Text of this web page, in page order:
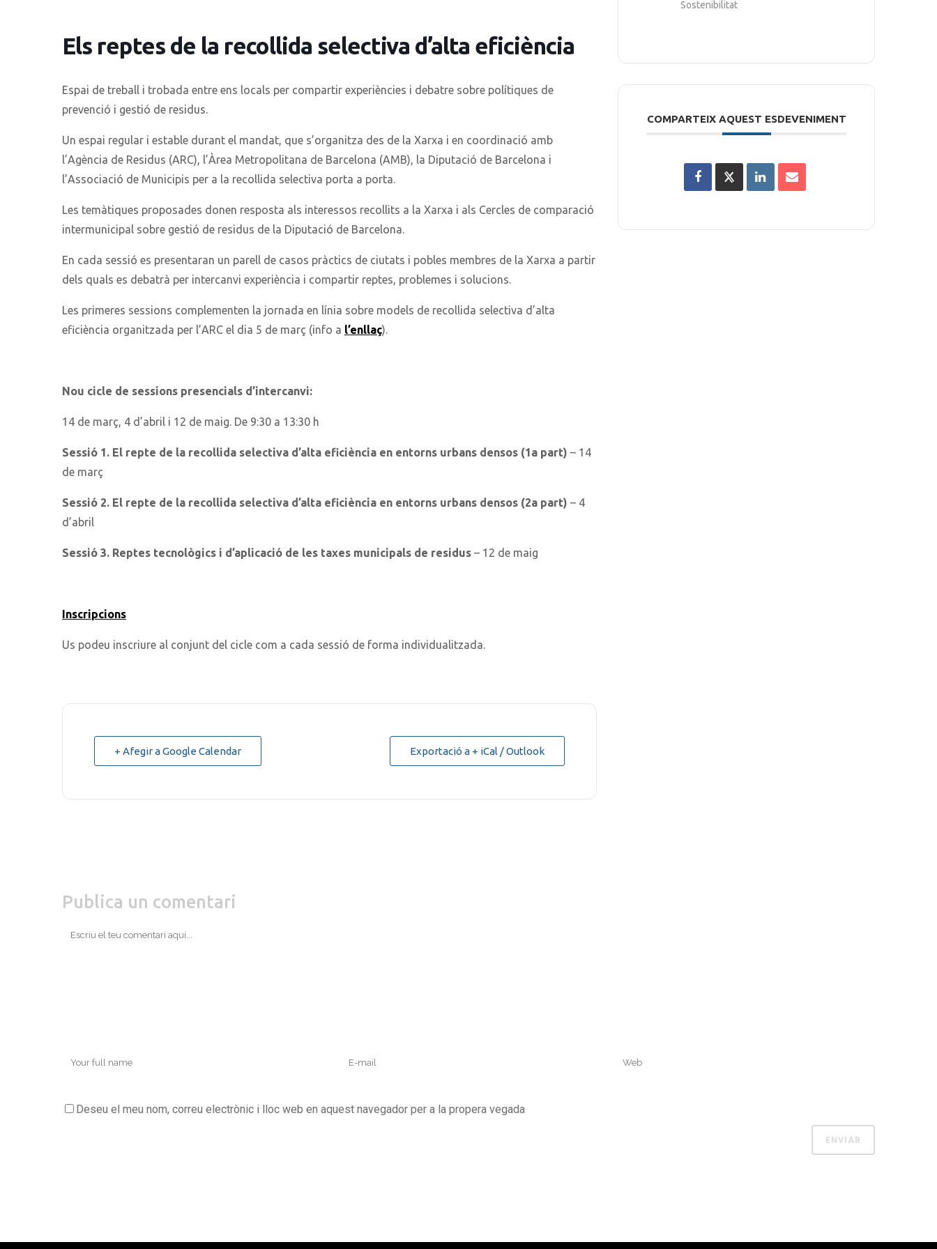
Els reptes de la recollida selectiva d’alta eficiència
Espai de treball i trobada entre ens locals per compartir experiències i debatre sobre polítiques de
prevenció i gestió de residus.
Un espai regular i estable durant el mandat, que s’organitza des de la Xarxa i en coordinació amb
l’Agència de Residus (ARC), l’Àrea Metropolitana de Barcelona (AMB), la Diputació de Barcelona i
l’Associació de Municipis per a la recollida selectiva porta a porta.
Les temàtiques proposades donen resposta als interessos recollits a la Xarxa i als Cercles de comparació
intermunicipal sobre gestió de residus de la Diputació de Barcelona.
En cada sessió es presentaran un parell de casos pràctics de ciutats i pobles membres de la Xarxa a partir
dels quals es debatrà per intercanvi experiència i compartir reptes, problemes i solucions.
Les primeres sessions complementen la jornada en línia sobre models de recollida selectiva d’alta
eficiència organitzada per l’ARC el dia 5 de març (info a l’enllaç).
Nou cicle de sessions presencials d’intercanvi:
14 de març, 4 d’abril i 12 de maig. De 9:30 a 13:30 h
Sessió 1. El repte de la recollida selectiva d’alta eficiència en entorns urbans densos (1a part) – 14
de març
Sessió 2. El repte de la recollida selectiva d’alta eficiència en entorns urbans densos (2a part) – 4
d’abril
Sessió 3. Reptes tecnològics i d’aplicació de les taxes municipals de residus – 12 de maig
Inscripcions
Us podeu inscriure al conjunt del cicle com a cada sessió de forma individualitzada.
+ Afegir a Google Calendar Exportació a + iCal / Outlook
Sostenibilitat
COMPARTEIX AQUEST ESDEVENIMENT
Publica un comentari
Deseu el meu nom, correu electrònic i lloc web en aquest navegador per a la propera vegada